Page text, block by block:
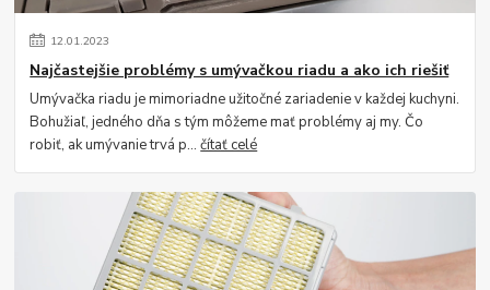
12.01.2023
Najčastejšie problémy s umývačkou riadu a ako ich riešiť
Umývačka riadu je mimoriadne užitočné zariadenie v každej kuchyni.
Bohužiaľ, jedného dňa s tým môžeme mať problémy aj my. Čo
robiť, ak umývanie trvá p...čítať celé